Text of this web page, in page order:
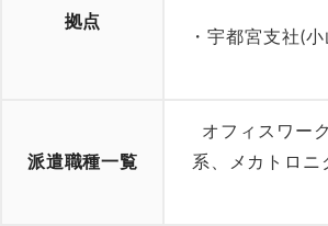
拠点
・宇都宮支社(
派遣職種一覧
オフィスワー
系、メカトロ